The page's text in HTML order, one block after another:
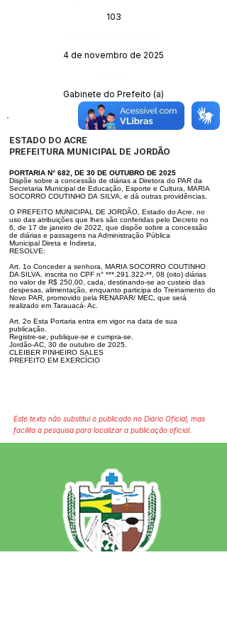
103
4 de novembro de 2025
Gabinete do Prefeito (a)
ESTADO DO ACRE
PREFEITURA MUNICIPAL DE JORDÃO
PORTARIA N° 682, DE 30 DE OUTUBRO DE 2025
Dispõe sobre a concessão de diárias a Diretora do PAR da
Secretaria Municipal de Educação, Esporte e Cultura, MARIA
SOCORRO COUTINHO DA SILVA, e dá outras providências.
O PREFEITO MUNICIPAL DE JORDÃO, Estado do Acre, no
uso das atribuições que lhes são conferidas pelo Decreto no
6, de 17 de janeiro de 2022, que dispõe sobre a concessão
de diárias e passagens na Administração Pública
Municipal Direta e Indireta,
RESOLVE:
Art. 1o Conceder a senhora, MARIA SOCORRO COUTINHO
DA SILVA, inscrita no CPF n° ***.291.322-**, 08 (oito) diárias
no valor de R$ 250,00, cada, destinando-se ao custeio das
despesas, alimentação, enquanto participa do Treinamento do
Novo PAR, promovido pela RENAPAR/ MEC, que será
realizado em Tarauacá- Ac.
Art. 2o Esta Portaria entra em vigor na data de sua
publicação.
Registre-se, publique-se e cumpra-se.
Jordão-AC, 30 de outubro de 2025.
CLEIBER PINHEIRO SALES
PREFEITO EM EXERCÍCIO
Este texto não substitui o publicado no Diário Oficial, mas
facilita a pesquisa para localizar a publicação oficial.